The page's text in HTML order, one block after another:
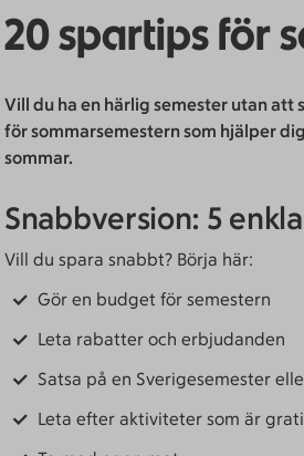
20 spartips för
Vill du ha en härlig semester utan att
för sommarsemestern som hjälper
sommar.
Snabbversion: 5
Vill du spara snabbt? Börja här:
Gör en budget för semestern
Leta rabatter och erbjudanden
Satsa på en Sverigesemester
Leta efter aktiviteter som är